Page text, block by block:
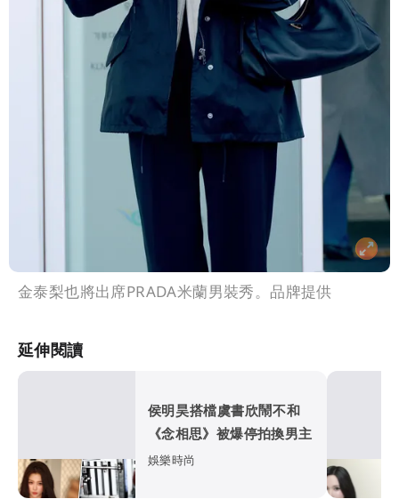
金泰梨也將出席PRADA米蘭男裝秀。品牌提供
延伸閱讀
侯明昊搭檔虞書欣鬧不和
《念相思》被爆停拍換男主
娛樂時尚